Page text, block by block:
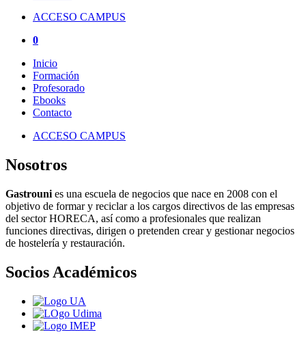
ACCESO CAMPUS
0
Inicio
Formación
Profesorado
Ebooks
Contacto
ACCESO CAMPUS
Nosotros
Gastrouni es una escuela de negocios que nace en 2008 con el
objetivo de formar y reciclar a los cargos directivos de las empresas
del sector HORECA, así como a profesionales que realizan
funciones directivas, dirigen o pretenden crear y gestionar negocios
de hostelería y restauración.
Socios Académicos